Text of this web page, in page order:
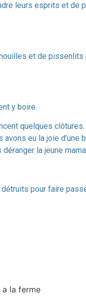
leurs esprits et de
et de
y boire.
quelques
eu la joie
la jeune
pour faire